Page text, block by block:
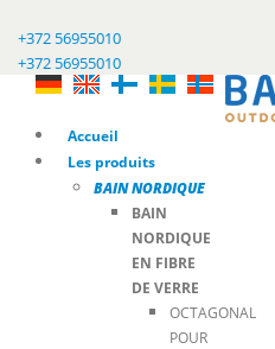
+372 56955010
+372 56955010
Accueil
Les produits
BAIN NORDIQUE
BAIN
NORDIQUE
EN FIBRE
DE VERRE
OCTAGONAL
POUR